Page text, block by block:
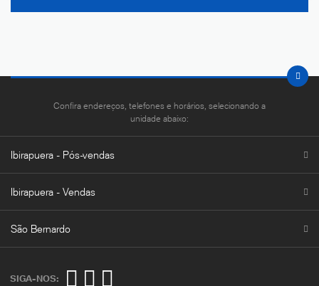
Confira endereços, telefones e horários, selecionando a
unidade abaixo:
Ibirapuera - Pós-vendas
Ibirapuera - Vendas
São Bernardo
SIGA-NOS: